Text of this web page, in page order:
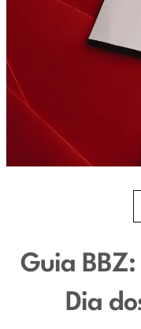
Guia
Dia